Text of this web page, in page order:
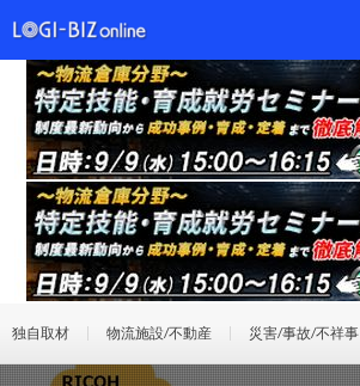
独自取材 物流施設/不動産 災害/事故/不祥事